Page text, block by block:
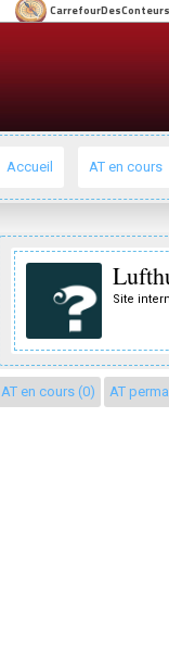
Accueil AT en cours
Site
AT en cours (0) AT